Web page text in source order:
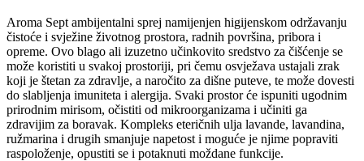
Aroma Sept ambijentalni sprej namijenjen higijenskom održavanju
čistoće i svježine životnog prostora, radnih površina, pribora i
opreme. Ovo blago ali izuzetno učinkovito sredstvo za čišćenje se
može koristiti u svakoj prostoriji, pri čemu osvježava ustajali zrak
koji je štetan za zdravlje, a naročito za dišne puteve, te može dovesti
do slabljenja imuniteta i alergija. Svaki prostor će ispuniti ugodnim
prirodnim mirisom, očistiti od mikroorganizama i učiniti ga
zdravijim za boravak. Kompleks eteričnih ulja lavande, lavandina,
ružmarina i drugih smanjuje napetost i moguće je njime popraviti
raspoloženje, opustiti se i potaknuti moždane funkcije.